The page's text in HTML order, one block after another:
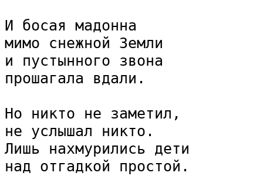
И босая мадонна
мимо снежной Земли
и пустынного звона
прошагала вдали.
Но никто не заметил,
не услышал никто.
Лишь нахмурились дети
над отгадкой простой.